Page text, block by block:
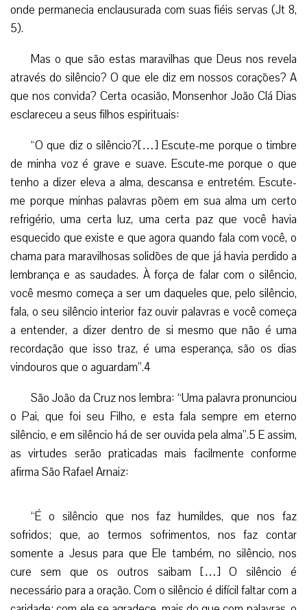
onde permanecia enclausurada com suas fiéis servas (Jt 8,
5).
Mas o que são estas maravilhas que Deus nos revela
através do silêncio? O que ele diz em nossos corações? A
que nos convida? Certa ocasião, Monsenhor João Clá Dias
esclareceu a seus filhos espirituais:
“O que diz o silêncio?[…] Escute-me porque o timbre
de minha voz é grave e suave. Escute-me porque o que
tenho a dizer eleva a alma, descansa e entretém. Escute-
me porque minhas palavras põem em sua alma um certo
refrigério, uma certa luz, uma certa paz que você havia
esquecido que existe e que agora quando fala com você, o
chama para maravilhosas solidões de que já havia perdido a
lembrança e as saudades. À força de falar com o silêncio,
você mesmo começa a ser um daqueles que, pelo silêncio,
fala, o seu silêncio interior faz ouvir palavras e você começa
a entender, a dizer dentro de si mesmo que não é uma
recordação que isso traz, é uma esperança, são os dias
vindouros que o aguardam”.4
São João da Cruz nos lembra: “Uma palavra pronunciou
o Pai, que foi seu Filho, e esta fala sempre em eterno
silêncio, e em silêncio há de ser ouvida pela alma”.5 E assim,
as virtudes serão praticadas mais facilmente conforme
afirma São Rafael Arnaiz:
“É o silêncio que nos faz humildes, que nos faz
sofridos; que, ao termos sofrimentos, nos faz contar
somente a Jesus para que Ele também, no silêncio, nos
cure sem que os outros saibam […] O silêncio é
necessário para a oração. Com o silêncio é difícil faltar com a